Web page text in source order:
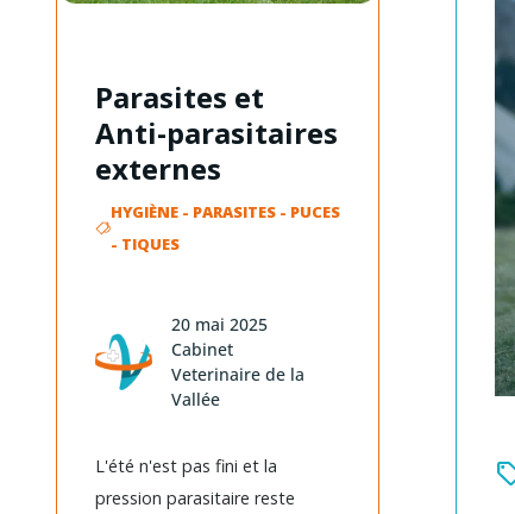
Parasites et
Anti-parasitaires
externes
HYGIÈNE- PARASITES- PUCES
- TIQUES
20 mai 2025
Cabinet
Veterinaire de la
Vallée
L'été n'est pas fini et la
pression parasitaire reste